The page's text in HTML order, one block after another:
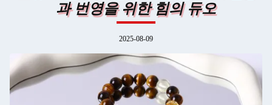
과 번영을 위한 힘의 듀오
2025-08-09